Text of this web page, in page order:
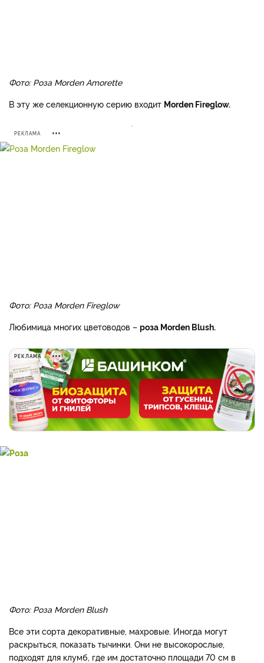
Фото: Роза Morden Amorette
В эту же селекционную серию входит Morden Fireglow.
РЕКЛАМА
Фото: Роза Morden Fireglow
Любимица многих цветоводов – роза Morden Blush.
РЕКЛАМА
Фото: Роза Morden Blush
Все эти сорта декоративные, махровые. Иногда могут
раскрыться, показать тычинки. Они не высокорослые,
подходят для клумб, где им достаточно площади 70 см в